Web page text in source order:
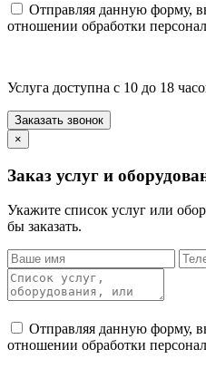
Отправляя данную форму,
отношении обработки
Услуга доступна с 10 до 18
×
Заказ услуг и
Укажите список услуг или
бы заказать.
Отправляя данную форму,
отношении обработки